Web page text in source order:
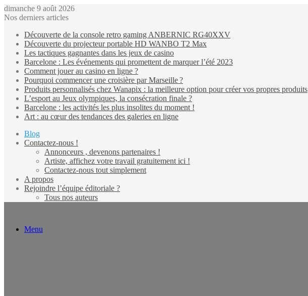
dimanche 9 août 2026
Nos derniers articles
Découverte de la console retro gaming ANBERNIC RG40XXV
Découverte du projecteur portable HD WANBO T2 Max
Les tactiques gagnantes dans les jeux de casino
Barcelone : Les événements qui promettent de marquer l’été 2023
Comment jouer au casino en ligne ?
Pourquoi commencer une croisière par Marseille ?
Produits personnalisés chez Wanapix : la meilleure option pour créer vos propres produits
L’esport au Jeux olympiques, la consécration finale ?
Barcelone : les activités les plus insolites du moment !
Art : au cœur des tendances des galeries en ligne
Blog
Contactez-nous !
Annonceurs , devenons partenaires !
Artiste, affichez votre travail gratuitement ici !
Contactez-nous tout simplement
A propos
Rejoindre l’équipe éditoriale ?
Tous nos auteurs
Menu